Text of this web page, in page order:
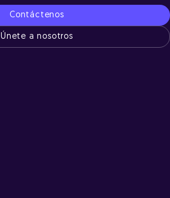
Contáctenos
Únete a nosotros